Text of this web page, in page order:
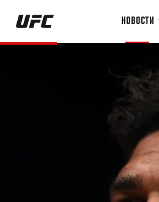
Перейти
основному
НОВОСТИ